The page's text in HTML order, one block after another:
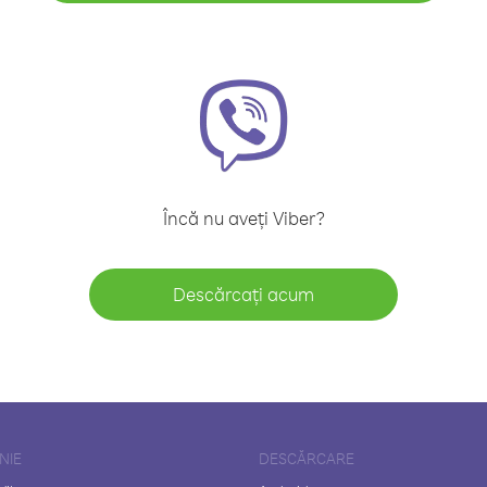
Încă nu aveți Viber?
Descărcați acum
DESCĂRCARE